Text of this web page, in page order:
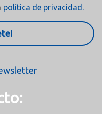
política de privacidad.